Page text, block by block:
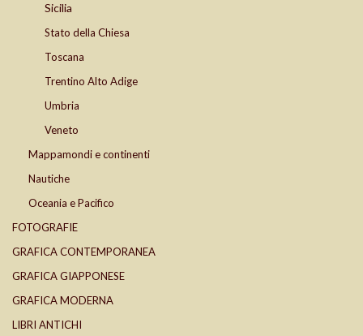
Sicilia
Stato della Chiesa
Toscana
Trentino Alto Adige
Umbria
Veneto
Mappamondi e continenti
Nautiche
Oceania e Pacifico
FOTOGRAFIE
GRAFICA CONTEMPORANEA
GRAFICA GIAPPONESE
GRAFICA MODERNA
LIBRI ANTICHI